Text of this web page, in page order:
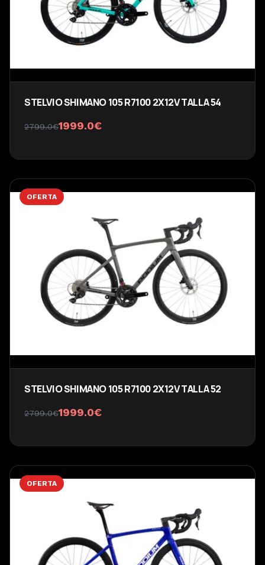
STELVIO SHIMANO 105 R7100 2X12V TALLA 54
2799.0€1999.0€
OFERTA
STELVIO SHIMANO 105 R7100 2X12V TALLA 52
2799.0€1999.0€
OFERTA